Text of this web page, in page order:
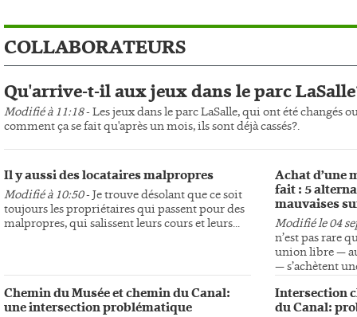
COLLABORATEURS
Qu'arrive-t-il aux jeux dans le parc
Modifié à 11:18- Les jeux dans le parc LaSalle, qui ont été changés
comment ça se fait qu'après un mois, ils sont déjà cassés?.
Il y aussi des locataires malpropres
Modifié à 10:50- Je trouve désolant que ce soit
toujours les propriétaires qui passent pour des
malpropres, qui salissent leurs cours et leurs...
Chemin du Musée et chemin du Canal:
une intersection problématique
Achat d’une
fait : 5
mauvaises
Modifié le 04
n’est pas rare
union libre —
— s’achètent
Intersection
du Canal: